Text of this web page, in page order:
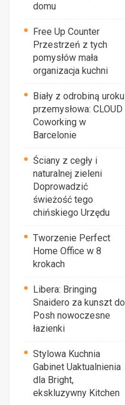
domu
Free Up Counter
Przestrzeń z tych
pomysłów mała
organizacja kuchni
Biały z odrobiną uroku
przemysłowa: CLOUD
Coworking w
Barcelonie
Ściany z cegły i
naturalnej zieleni
Doprowadzić
świeżość tego
chińskiego Urzędu
Tworzenie Perfect
Home Office w 8
krokach
Libera: Bringing
Snaidero za kunszt do
Posh nowoczesne
łazienki
Stylowa Kuchnia
Gabinet Uaktualnienia
dla Bright,
ekskluzywny Kitchen